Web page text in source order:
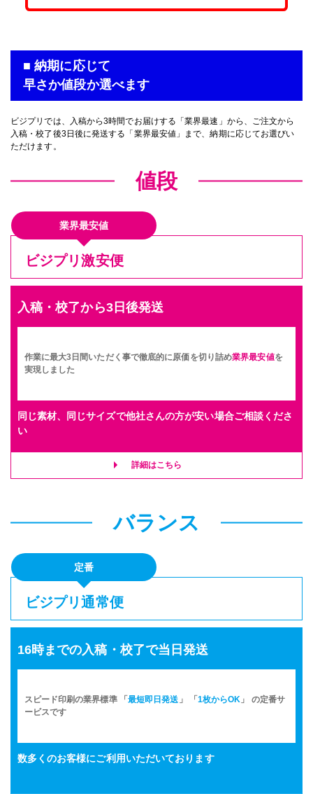
■ 納期に応じて
早さか値段か選べます
ビジプリでは、入稿から3時間でお届けする「業界最速」から、ご注文から
入稿・校了後3日後に発送する「業界最安値」まで、納期に応じてお選びい
ただけます。
値段
業界最安値
ビジプリ激安便
入稿・校了から3日後発送
作業に最大3日間いただく事で徹底的に原価を切り詰め業界最安値を
実現しました
同じ素材、同じサイズで他社さんの方が安い場合ご相談くださ
い
詳細はこちら
バランス
定番
ビジプリ通常便
16時までの入稿・校了で当日発送
スピード印刷の業界標準 「最短即日発送 」 「1枚からOK 」 の定番サ
ービスです
数多くのお客様にご利用いただいております